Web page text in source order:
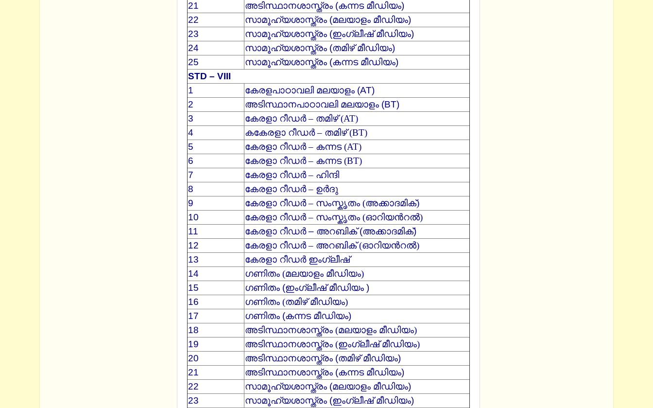
21
അടിസ്ഥാനശാസ്ത്രം (കന്നട മീഡിയം)
22
സാമൂഹ്യശാസ്ത്രം (മലയാളം മീഡിയം)
23
സാമൂഹ്യശാസ്ത്രം (ഇംഗ്ലീഷ് മീഡിയം)
24
സാമൂഹ്യശാസ്ത്രം (തമിഴ് മീഡിയം)
25
സാമൂഹ്യശാസ്ത്രം (കന്നട മീഡിയം)
STD – VIII
1
കേരളപാഠാവലി മലയാളം (AT)
2
അടിസ്ഥാനപാഠാവലി മലയാളം (BT)
3
കേരളാ റീഡര്‍ – തമിഴ് (AT)
4
കകേരളാ റീഡര്‍ – തമിഴ് (BT)
5
കേരളാ റീഡര്‍ – കന്നട (AT)
6
കേരളാ റീഡര്‍ – കന്നട (BT)
7
കേരളാ റീഡര്‍ – ഹിന്ദി
8
കേരളാ റീഡര്‍ – ഉര്‍ദു
9
കേരളാ റീഡര്‍ – സംസ്കൃതം (അക്കാദമിക്)
10
കേരളാ റീഡര്‍ – സംസ്കൃതം (ഓറിയന്‍റല്‍)
11
കേരളാ റീഡര്‍ – അറബിക് (അക്കാദമിക്)
12
കേരളാ റീഡര്‍ – അറബിക് (ഓറിയന്‍റല്‍)
13
കേരളാ റീഡര്‍ ഇംഗ്ലീഷ്
14
ഗണിതം (മലയാളം മീഡിയം)
15
ഗണിതം (ഇംഗ്ലീഷ് മീഡിയം )
16
ഗണിതം (തമിഴ് മീഡിയം)
17
ഗണിതം (കന്നട മീഡിയം)
18
അടിസ്ഥാനശാസ്ത്രം (മലയാളം മീഡിയം)
19
അടിസ്ഥാനശാസ്ത്രം (ഇംഗ്ലീഷ് മീഡിയം)
20
അടിസ്ഥാനശാസ്ത്രം (തമിഴ് മീഡിയം)
21
അടിസ്ഥാനശാസ്ത്രം (കന്നട മീഡിയം)
22
സാമൂഹ്യശാസ്ത്രം (മലയാളം മീഡിയം)
23
സാമൂഹ്യശാസ്ത്രം (ഇംഗ്ലീഷ് മീഡിയം)